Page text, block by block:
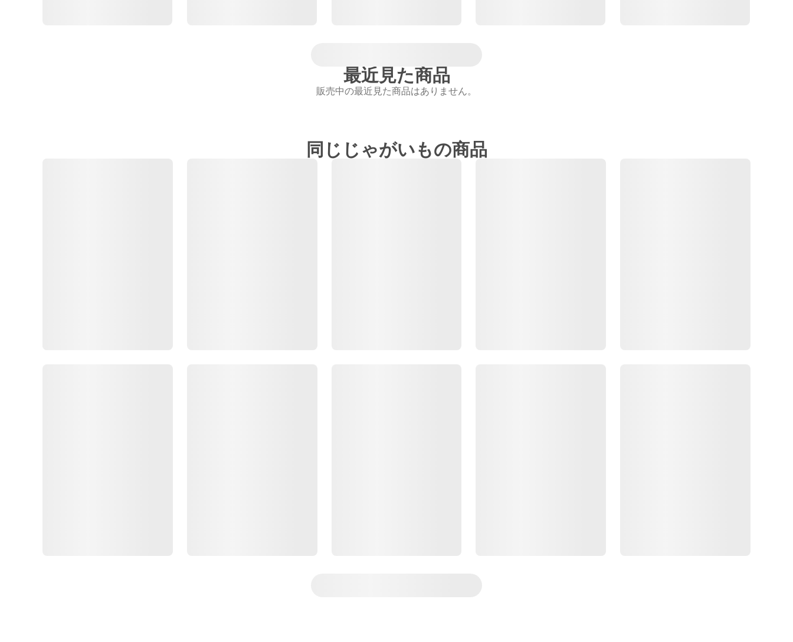
最近見た商品
販売中の最近見た商品はありません。
同じじゃがいもの商品